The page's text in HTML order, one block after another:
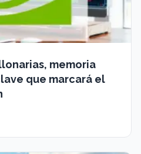
memoria
que marcará el